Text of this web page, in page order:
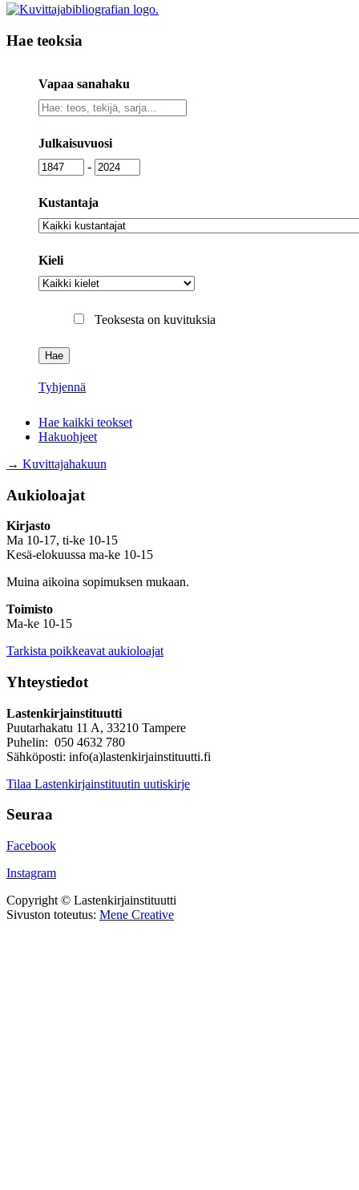
Hae teoksia
Vapaa sanahaku
Vapaa
sanahaku
Julkaisuvuosi
Julkaisuvuosi
- Julkaisuvuosi
Kustantaja
Kustantaja
Kieli
Kieli
Teoksesta on kuvituksia
Tyhjennä
Hae kaikki teokset
Hakuohjeet
→ Kuvittajahakuun
Aukioloajat
Kirjasto
Ma 10-17, ti-ke 10-15
Kesä-elokuussa ma-ke 10-15
Muina aikoina sopimuksen mukaan.
Toimisto
Ma-ke 10-15
Tarkista poikkeavat aukioloajat
Yhteystiedot
Lastenkirjainstituutti
Puutarhakatu 11 A, 33210 Tampere
Puhelin: 050 4632 780
Sähköposti: info(a)lastenkirjainstituutti.fi
Tilaa Lastenkirjainstituutin uutiskirje
Seuraa
Facebook
Instagram
Copyright © Lastenkirjainstituutti
Sivuston toteutus: Mene Creative